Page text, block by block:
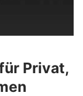
Privat,